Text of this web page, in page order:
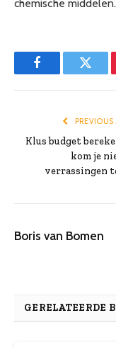
chemische middelen.
Facebook
Klus budget
kom je
verrassingen
Boris van Bomen
GERELATEERDE